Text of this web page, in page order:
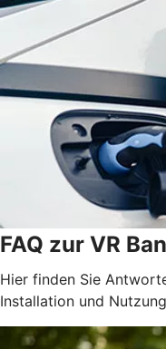
FAQ zur VR
Hier finden Sie
Installation und